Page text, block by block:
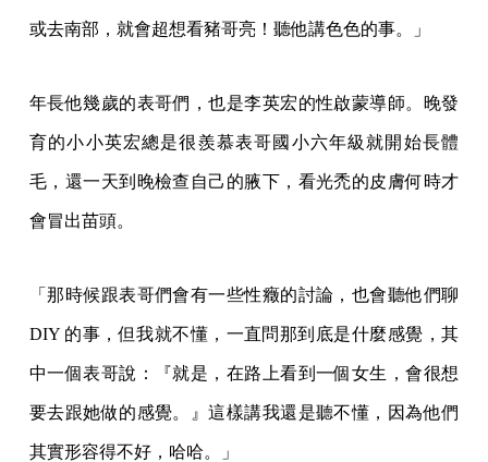
或去南部，就會超想看豬哥亮！聽他講色色的事。」
年長他幾歲的表哥們，也是李英宏的性啟蒙導師。晚發
育的小小英宏總是很羨慕表哥國小六年級就開始長體
毛，還一天到晚檢查自己的腋下，看光禿的皮膚何時才
會冒出苗頭。
「那時候跟表哥們會有一些性癥的討論，也會聽他們聊
DIY 的事，但我就不懂，一直問那到底是什麼感覺，其
中一個表哥說：『就是，在路上看到一個女生，會很想
要去跟她做的感覺。』這樣講我還是聽不懂，因為他們
其實形容得不好，哈哈。」